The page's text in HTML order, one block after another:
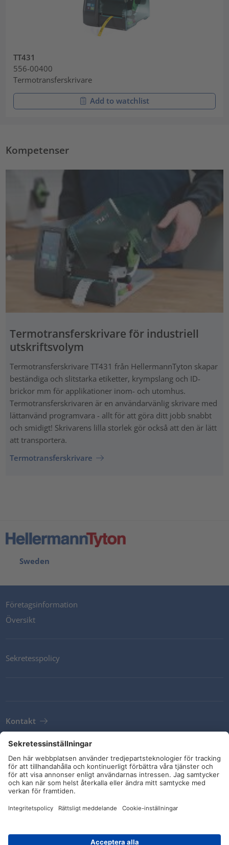
TT431
556-00400
Termotransferskrivare
Add to watchlist
Kompetenser
Termotransferskrivare för industriell
utskriftsvolym
Termotransferskrivare TT431 från HellermannTyton skapar
beständiga och slitstarka etiketter, krympslang och ID-
brickor mm för applikationer inom- och utomhus.
Termotransferskrivaren är en användarvänlig skrivare med
lättanvänd programvara - allt för att göra ditt jobb snabbt
och smidigt! Skrivarens lilla storlek gör också att den är lätt
att transportera.
Termotransferskrivare
Sweden
Företagsinformation
Översikt
Sekretesspolicy
Kontakt
Leveransvillkor
Riktlinjer och åtaganden
Sociala medier